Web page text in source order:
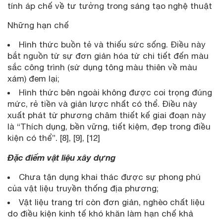
tính áp chế về tư tưởng trong sáng tạo nghệ thuật
Những hạn chế
Hình thức buồn tẻ và thiếu sức sống. Điều này
bắt nguồn từ sự đơn giản hóa từ chi tiết đến màu
sắc công trình (sử dụng tông màu thiên về màu
xám) đem lại;
Hình thức bên ngoài không được coi trọng đúng
mức, rẻ tiền và giản lược nhất có thể. Điều này
xuất phát từ phương châm thiết kế giai đoạn này
là “Thích dụng, bền vững, tiết kiệm, đẹp trong điều
kiện có thể”. [8], [9], [12]
Đặc điểm vật liệu xây dựng
Chưa tận dụng khai thác được sự phong phú
của vật liệu truyền thống địa phương;
Vật liệu trang trí còn đơn giản, nghèo chất liệu
do điều kiện kinh tế khó khăn làm hạn chế khả